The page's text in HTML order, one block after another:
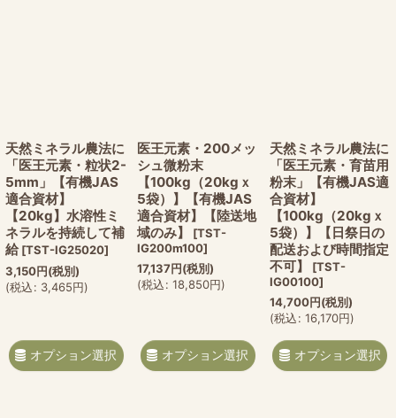
天然ミネラル農法に
「医王元素・粒状2-
5mm」【有機JAS
適合資材】
【20kg】水溶性ミ
ネラルを持続して補
給 [TST-IG25020]
3,150円(税別)
(税込: 3,465円)
オプション選択
医王元素・200メッ
シュ微粉末
【100kg（20kgｘ
5袋）】【有機JAS
適合資材】【陸送地
域のみ】
[TST-
IG200m100]
17,137円(税別)
(税込: 18,850円)
オプション選択
天然ミネラル農法に
「医王元素・育苗用
粉末」【有機JAS適
合資材】
【100kg（20kgｘ
5袋）】【日祭日の
配送および時間指定
不可】
[TST-
IG00100]
14,700円(税別)
(税込: 16,170円)
オプション選択